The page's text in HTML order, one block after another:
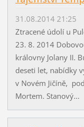
31.08.2014 21:25
Ztracené údolí u
23. 8. 2014
královny Jolany II.
deseti let, nabídky
v Novém Jičíně,
Mortem. Stanový...